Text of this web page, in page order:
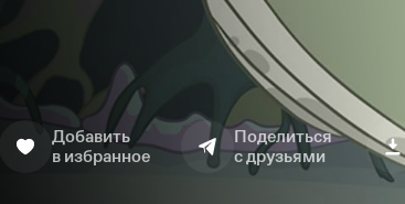
Добавить
в избранное
Поделиться
с друзьями